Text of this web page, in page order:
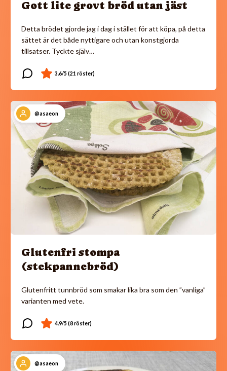
Gott lite grovt bröd utan jäst
Detta brödet gjorde jag i dag i stället för att köpa, på detta
sättet är det både nyttigare och utan konstgjorda
tillsatser. Tyckte själv…
@asaeon
Glutenfri stompa
(stekpannebröd)
Glutenfritt tunnbröd som smakar lika bra som den ”vanliga”
varianten med vete.
@asaeon